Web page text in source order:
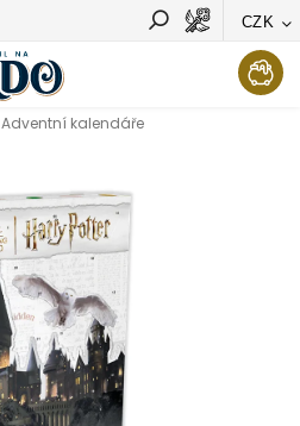
CZK
Hledat
Adventní kalendáře